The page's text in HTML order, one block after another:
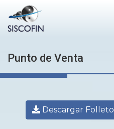
Punto de Venta
Descargar Folleto